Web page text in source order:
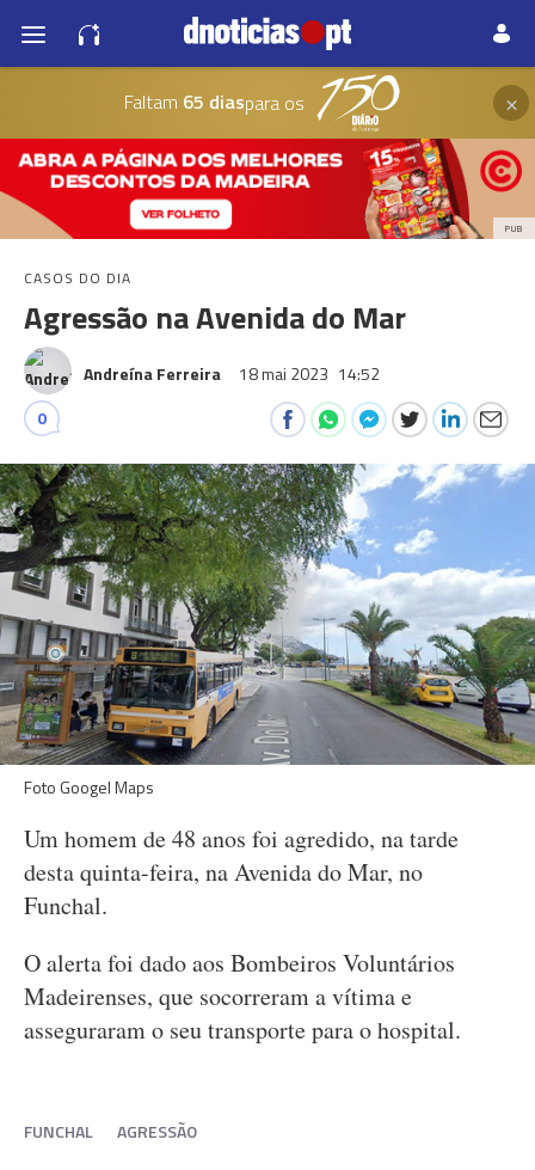
Faltam 65 diaspara os ×
PUB
CASOS DO DIA
Agressão na Avenida do Mar
Andreína Ferreira 18 mai 2023 14:52
0
Foto Googel Maps
Um homem de 48 anos foi agredido, na tarde
desta quinta-feira, na Avenida do Mar, no
Funchal.
O alerta foi dado aos Bombeiros Voluntários
Madeirenses, que socorreram a vítima e
asseguraram o seu transporte para o hospital.
FUNCHAL AGRESSÃO